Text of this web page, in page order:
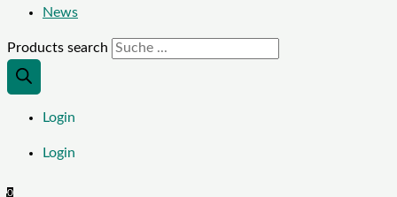
News
Products search
Login
Login
0